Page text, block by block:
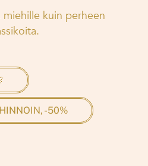
kuin perheen
-50%